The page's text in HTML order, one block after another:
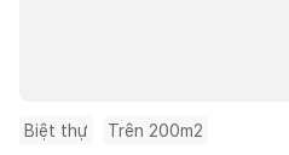
Biệt thự Trên 200m2